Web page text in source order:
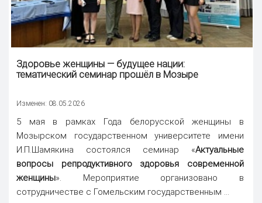
Здоровье женщины — будущее нации:
тематический семинар прошёл в Мозыре
Изменен: 08.05.2026
5 мая в рамках Года белорусской женщины в
Мозырском государственном университете имени
И.П.Шамякина состоялся семинар «Актуальные
вопросы репродуктивного здоровья современной
женщины». Мероприятие организовано в
сотрудничестве с Гомельским государственным ...